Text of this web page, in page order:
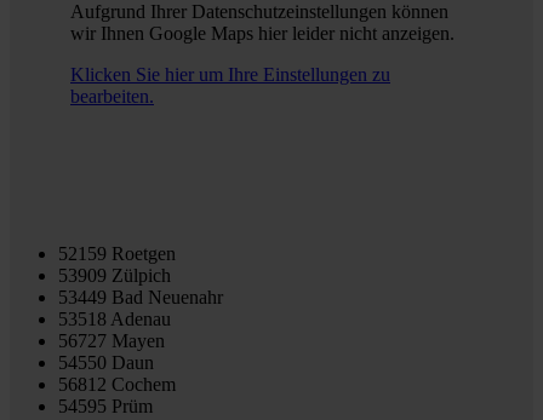
Aufgrund Ihrer Datenschutzeinstellungen können
wir Ihnen Google Maps hier leider nicht anzeigen.
Klicken Sie hier um Ihre Einstellungen zu
bearbeiten.
52159 Roetgen
53909 Zülpich
53449 Bad Neuenahr
53518 Adenau
56727 Mayen
54550 Daun
56812 Cochem
54595 Prüm